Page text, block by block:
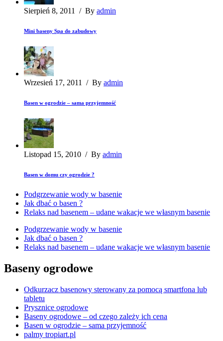
Sierpień 8, 2011 / By admin
Mini baseny Spa do zabudowy
Wrzesień 17, 2011 / By admin
Basen w ogrodzie – sama przyjemność
Listopad 15, 2010 / By admin
Basen w domu czy ogrodzie ?
Podgrzewanie wody w basenie
Jak dbać o basen ?
Relaks nad basenem – udane wakacje we własnym basenie
Podgrzewanie wody w basenie
Jak dbać o basen ?
Relaks nad basenem – udane wakacje we własnym basenie
Baseny ogrodowe
Odkurzacz basenowy sterowany za pomocą smartfona lub
tabletu
Prysznice ogrodowe
Baseny ogrodowe – od czego zależy ich cena
Basen w ogrodzie – sama przyjemność
palmy tropiart.pl